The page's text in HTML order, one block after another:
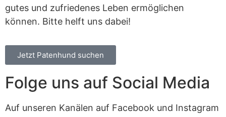
gutes und zufriedenes Leben ermöglichen
können. Bitte helft uns dabei!
Jetzt Patenhund suchen
Folge uns auf Social Media
Auf unseren Kanälen auf Facebook und Instagram